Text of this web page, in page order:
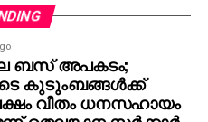
പണം അടയ്ക്കാനും
രീതി. ചിലര്‍
ഡാറ്റ
വ്യാജ അഭിമുഖ
ഇത്തരം തട്ടിപ്പുകള്‍
ബസ് അപകടം;
കുടുംബങ്ങള്‍ക്ക്
വീതം ധനസഹായം